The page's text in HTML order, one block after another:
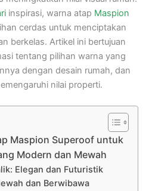
inspirasi, warna atap Maspion
cerdas untuk menciptakan
berkelas. Artikel ini bertujuan
tentang pilihan warna yang
dengan desain rumah, dan
nilai properti.
Maspion Superoof untuk
Modern dan Mewah
Elegan dan Futuristik
dan Berwibawa